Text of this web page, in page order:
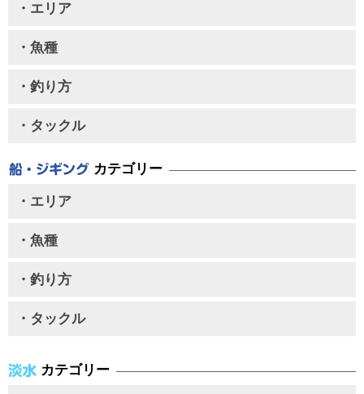
・エリア
・魚種
・釣り方
・タックル
カテゴリー
・エリア
・魚種
・釣り方
・タックル
カテゴリー